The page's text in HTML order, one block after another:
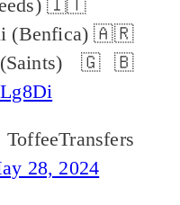
🇮🇹
(Benfica) 🇦🇷
🇬🇧
28, 2024